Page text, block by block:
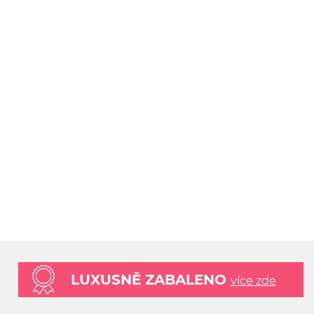
LUXUSNĚ ZABALENO více zde